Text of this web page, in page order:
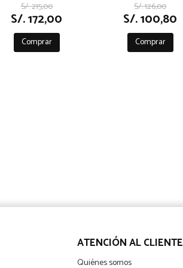
ILLUSTRATIVE
FONTS
S/. 215,00
S/. 172,00
Comprar
LETTERING
S/. 126,00
S/. 100,80
Comprar
ATENCIÓN AL CLIENTE
Quiénes somos